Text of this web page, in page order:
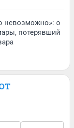
невозможно»: о
потерявший